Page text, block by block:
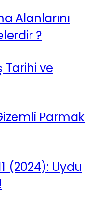
Alanlarını
?
Tarihi ve
Parmak
(2024): Uydu